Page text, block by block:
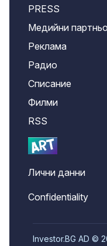
PRESS
Медийни
Реклама
Радио
Списание
Филми
RSS
Лични данни
Confidentiality
Investor.BG AD ©